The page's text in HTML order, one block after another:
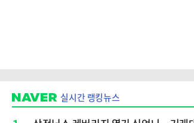
실시간 랭킹뉴스